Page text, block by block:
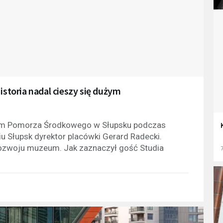
nadal cieszy się dużym
Pomorza Środkowego w Słupsku podczas
dyrektor placówki Gerard Radecki.
muzeum. Jak zaznaczył gość Studia